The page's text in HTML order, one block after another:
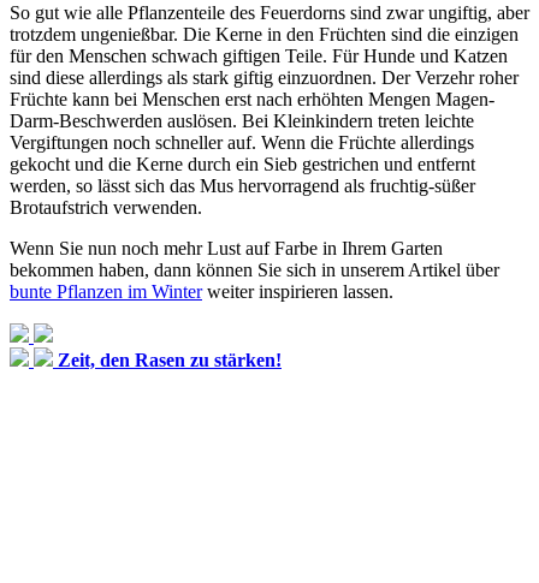
So gut wie alle Pflanzenteile des Feuerdorns sind zwar ungiftig, aber
trotzdem ungenießbar. Die Kerne in den Früchten sind die einzigen
für den Menschen schwach giftigen Teile. Für Hunde und Katzen
sind diese allerdings als stark giftig einzuordnen. Der Verzehr roher
Früchte kann bei Menschen erst nach erhöhten Mengen Magen-
Darm-Beschwerden auslösen. Bei Kleinkindern treten leichte
Vergiftungen noch schneller auf. Wenn die Früchte allerdings
gekocht und die Kerne durch ein Sieb gestrichen und entfernt
werden, so lässt sich das Mus hervorragend als fruchtig-süßer
Brotaufstrich verwenden.
Wenn Sie nun noch mehr Lust auf Farbe in Ihrem Garten
bekommen haben, dann können Sie sich in unserem Artikel über
bunte Pflanzen im Winterweiter inspirieren lassen.
Zeit, den Rasen zu stärken!